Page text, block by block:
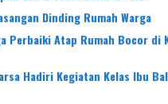
Dinding Rumah Warga
Perbaiki Atap Rumah Bocor di
Hadiri Kegiatan Kelas Ibu